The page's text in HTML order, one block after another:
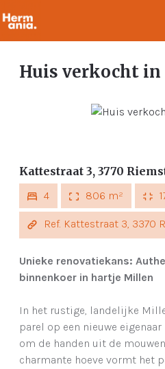
Huis verkocht in
Kattestraat 3, 3770
4 806 m²
Ref. Kattestraat 3, 3370
Unieke renovatiekans:
binnenkoer in hartje Millen
In het rustige, landelijke
parel op een nieuwe
om de handen uit de
charmante hoeve vormt het